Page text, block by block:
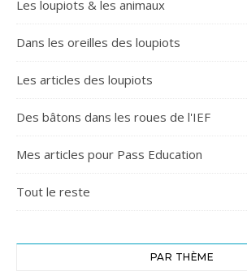
Les loupiots & les animaux
Dans les oreilles des loupiots
Les articles des loupiots
Des bâtons dans les roues de l'IEF
Mes articles pour Pass Education
Tout le reste
PAR THÈME